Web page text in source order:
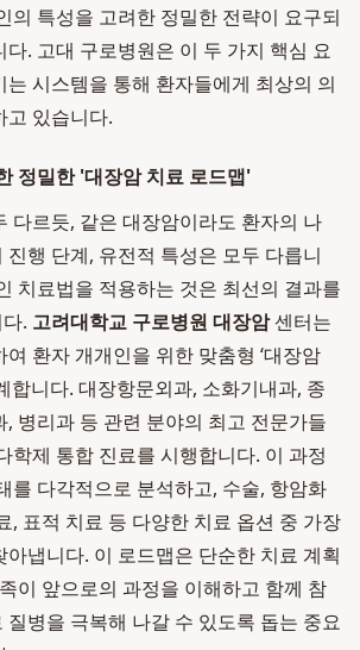
의 특성을 고려한 정밀한 전략이 요구되
. 고대 구로병원은 이 두 가지 핵심 요
는 시스템을 통해 환자들에게 최상의 의
고 있습니다.
정밀한 '대장암 치료 로드맵'
다르듯, 같은 대장암이라도 환자의 나
진행 단계, 유전적 특성은 모두 다릅니
치료법을 적용하는 것은 최선의 결과를
. 고려대학교 구로병원 대장암센터는
환자 개개인을 위한 맞춤형 ‘대장암
합니다. 대장항문외과, 소화기내과, 종
, 병리과 등 관련 분야의 최고 전문가들
학제 통합 진료를 시행합니다. 이 과정
를 다각적으로 분석하고, 수술, 항암화
, 표적 치료 등 다양한 치료 옵션 중 가장
냅니다. 이 로드맵은 단순한 치료 계획
이 앞으로의 과정을 이해하고 함께 참
질병을 극복해 나갈 수 있도록 돕는 중요